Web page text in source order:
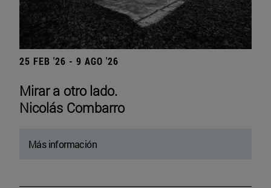
25 FEB '26 - 9 AGO '26
Mirar a otro lado.
Nicolás Combarro
Más información